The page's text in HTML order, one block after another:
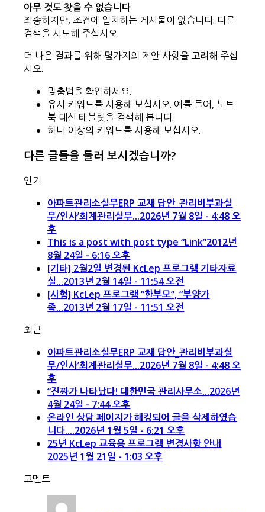
아무 것도 찾을 수 없습니다
죄송하지만, 조건에 일치하는 게시물이 없습니다. 다른
검색을 시도해 주십시오.
더 나은 결과를 위해 몇가지의 제안 사항을 고려해 주십
시오.
맞춤법을 확인하세요.
유사 키워드를 사용해 보십시오. 예를 들어, 노트
북 대신 태블릿을 검색해 봅니다.
하나 이상의 키워드를 사용해 보십시오.
다른 글들을 둘러 보시겠습니까?
인기
아파트관리소실무ERP 교재 답안_관리비부과실
무/인사’회계관리실무...2026년 7월 8일 - 4:48 오
후
This is a post with post type “Link”2012년
8월 24일 - 6:16 오후
[기타] 2월2일 변경된 KcLep 프로그램 기타자료
실...2013년 2월 14일 - 11:54 오전
[시험] KcLep 프로그램 “한부모”, “부양가
족...2013년 2월 17일 - 11:51 오전
최근
아파트관리소실무ERP 교재 답안_관리비부과실
무/인사’회계관리실무...2026년 7월 8일 - 4:48 오
후
“진짜가 나타났다! 대한민국 관리사무소...2026년
4월 24일 - 7:44 오후
온라인 상담 페이지가 해킹되어 글을 삭제하였습
니다....2026년 1월 5일 - 6:21 오후
25년 KcLep 교육용 프로그램 변경사항 안내
2025년 1월 21일 - 1:03 오후
코멘트